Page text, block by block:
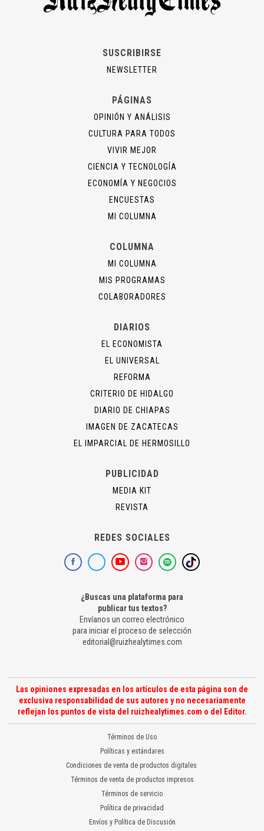
SUSCRIBIRSE
NEWSLETTER
PÁGINAS
OPINIÓN Y ANÁLISIS
CULTURA PARA TODOS
VIVIR MEJOR
CIENCIA Y TECNOLOGÍA
ECONOMÍA Y NEGOCIOS
ENCUESTAS
MI COLUMNA
COLUMNA
MI COLUMNA
MIS PROGRAMAS
COLABORADORES
DIARIOS
EL ECONOMISTA
EL UNIVERSAL
REFORMA
CRITERIO DE HIDALGO
DIARIO DE CHIAPAS
IMAGEN DE ZACATECAS
EL IMPARCIAL DE HERMOSILLO
PUBLICIDAD
MEDIA KIT
REVISTA
REDES SOCIALES
¿Buscas una plataforma para
publicar tus textos?
Envíanos un correo electrónico
para iniciar el proceso de selección
editorial@ruizhealytimes.com
Las opiniones expresadas en los artículos de esta página son de
exclusiva responsabilidad de sus autores y no necesariamente
reflejan los puntos de vista del ruizhealytimes.com o del Editor.
Términos de Uso
Políticas y estándares
Condiciones de venta de productos digitales
Términos de venta de productos impresos
Términos de servicio
Política de privacidad
Envíos y Política de Discusión